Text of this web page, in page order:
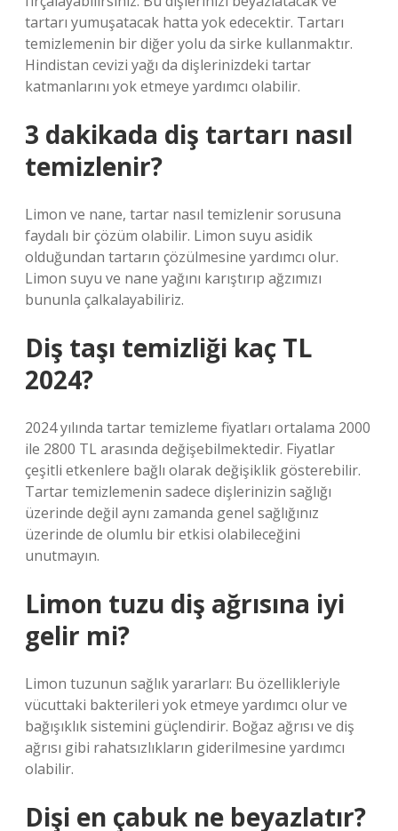
tartarı yumuşatacak hatta yok edecektir. Tartarı
temizlemenin bir diğer yolu da sirke kullanmaktır.
Hindistan cevizi yağı da dişlerinizdeki tartar
katmanlarını yok etmeye yardımcı olabilir.
3 dakikada diş tartarı nasıl
temizlenir?
Limon ve nane, tartar nasıl temizlenir sorusuna
faydalı bir çözüm olabilir. Limon suyu asidik
olduğundan tartarın çözülmesine yardımcı olur.
Limon suyu ve nane yağını karıştırıp ağzımızı
bununla çalkalayabiliriz.
Diş taşı temizliği kaç TL
2024?
2024 yılında tartar temizleme fiyatları ortalama 2000
ile 2800 TL arasında değişebilmektedir. Fiyatlar
çeşitli etkenlere bağlı olarak değişiklik gösterebilir.
Tartar temizlemenin sadece dişlerinizin sağlığı
üzerinde değil aynı zamanda genel sağlığınız
üzerinde de olumlu bir etkisi olabileceğini
unutmayın.
Limon tuzu diş ağrısına iyi
gelir mi?
Limon tuzunun sağlık yararları: Bu özellikleriyle
vücuttaki bakterileri yok etmeye yardımcı olur ve
bağışıklık sistemini güçlendirir. Boğaz ağrısı ve diş
ağrısı gibi rahatsızlıkların giderilmesine yardımcı
olabilir.
Dişi en çabuk ne beyazlatır?